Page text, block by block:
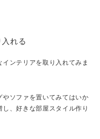
れる
ンテリアを取り入れてみま
ソファを置いてみてはいか
、好きな部屋スタイル作り